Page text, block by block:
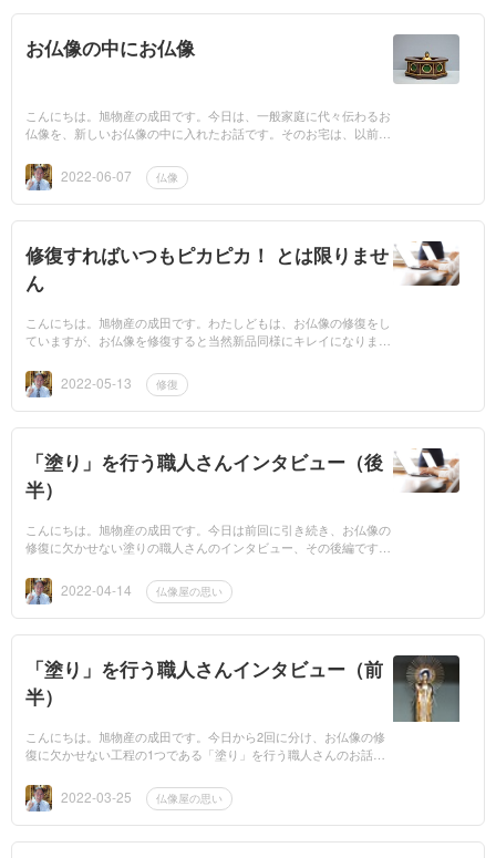
お仏像の中にお仏像
こんにちは。旭物産の成田です。今日は、一般家庭に代々伝わるお
仏像を、新しいお仏像の中に入れたお話です。そのお宅は、以前お
「お仏壇を洗濯...
2022-06-07 仏像
修復すればいつもピカピカ！ とは限りませ
ん
こんにちは。旭物産の成田です。わたしどもは、お仏像の修復をし
ていますが、お仏像を修復すると当然新品同様にキレイになりま
った)表面だけ...
2022-05-13 修復
「塗り」を行う職人さんインタビュー（後
半）
こんにちは。旭物産の成田です。今日は前回に引き続き、お仏像の
修復に欠かせない塗りの職人さんのインタビュー、その後編です。
の下... 2022-04-14 仏像屋の思い
「塗り」を行う職人さんインタビュー（前
半）
こんにちは。旭物産の成田です。今日から2回に分け、お仏像の修
復に欠かせない工程の1つである「塗り」を行う職人さんのお話を
と、お仏...2022-03-25 仏像屋の思い